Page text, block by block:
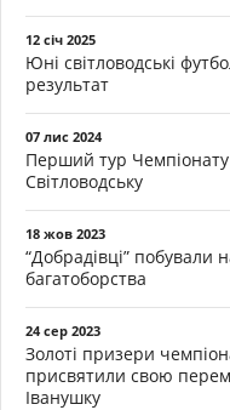
12 січ 2025
Юні світловодські
результат
07 лис 2024
Перший тур Чемпіонату
Світловодську
18 жов 2023
“Добрадівці” побували
багатоборства
24 сер 2023
Золоті призери
присвятили свою
Іванушку